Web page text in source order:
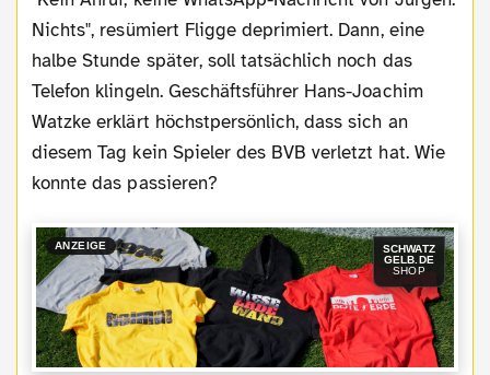
Nichts", resümiert Fligge deprimiert. Dann, eine
halbe Stunde später, soll tatsächlich noch das
Telefon klingeln. Geschäftsführer Hans-Joachim
Watzke erklärt höchstpersönlich, dass sich an
diesem Tag kein Spieler des BVB verletzt hat. Wie
konnte das passieren?
ANZEIGE
SCHWATZ
GELB.DE
SHOP